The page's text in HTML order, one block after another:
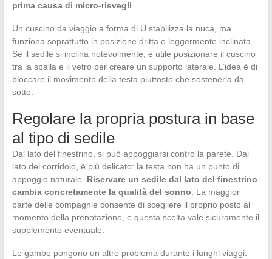
prima causa di micro-risvegli
Un cuscino da viaggio a forma di U stabilizza la nuca, ma
funziona soprattutto in posizione dritta o leggermente inclinata.
Se il sedile si inclina notevolmente, è utile posizionare il cuscino
tra la spalla e il vetro per creare un supporto laterale. L’idea è di
bloccare il movimento della testa piuttosto che sostenerla da
sotto.
Regolare la propria postura in base
al tipo di sedile
Dal lato del finestrino, si può appoggiarsi contro la parete. Dal
lato del corridoio, è più delicato: la testa non ha un punto di
appoggio naturale. Riservare un sedile dal lato del finestrino
cambia concretamente la qualità del sonno . La maggior
parte delle compagnie consente di scegliere il proprio posto al
momento della prenotazione, e questa scelta vale sicuramente il
supplemento eventuale.
Le gambe pongono un altro problema durante i lunghi viaggi.